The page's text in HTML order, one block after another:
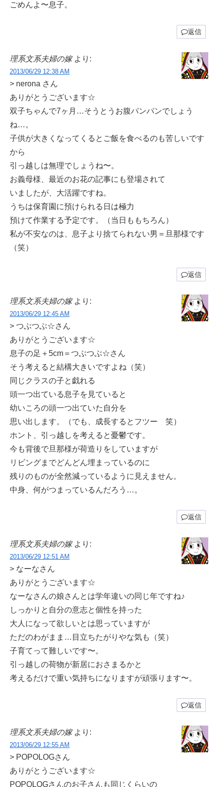
ごめんよ〜息子。
返信
理系文系夫婦の嫁 より:
2013/06/29 12:38 AM
> nerona さん
ありがとうございます☆
双子ちゃんで7ヶ月…そうとうお腹パンパンでしょう
ね…。
子供が大きくなってくるとご飯を食べるのも苦しいです
から
引っ越しは無理でしょうね〜。
お義母様、最近のお花の記事にも登場されて
いましたが、大活躍ですね。
うちは保育園に預けられる日は極力
預けて作業する予定です。（当日ももちろん）
私が不安なのは、息子より捨てられない男＝旦那様です
（笑）
返信
理系文系夫婦の嫁 より:
2013/06/29 12:45 AM
> つぶつぶ☆さん
ありがとうございます☆
息子の足＋5cm＝つぶつぶ☆さん
そう考えると結構大きいですよね（笑）
同じクラスの子と戯れる
頭一つ出ている息子を見ていると
幼いころの頭一つ出ていた自分を
思い出します。（でも、成長するとフツー 笑）
ホント、引っ越しを考えると憂鬱です。
今も背後で旦那様が荷造りをしていますが
リビングまでどんどん埋まっているのに
残りのものが全然減っているように見えません。
中身、何がつまっているんだろう…。
返信
理系文系夫婦の嫁 より:
2013/06/29 12:51 AM
> なーなさん
ありがとうございます☆
なーなさんの娘さんとは学年違いの同じ年ですね♪
しっかりと自分の意志と個性を持った
大人になって欲しいとは思っていますが
ただのわがまま…目立ちたがりやな気も（笑）
子育てって難しいです〜。
引っ越しの荷物が新居におさまるかと
考えるだけで重い気持ちになりますが頑張ります〜。
返信
理系文系夫婦の嫁 より:
2013/06/29 12:55 AM
> POPOLOGさん
ありがとうございます☆
POPOLOGさんのお子さんも同じくらいの